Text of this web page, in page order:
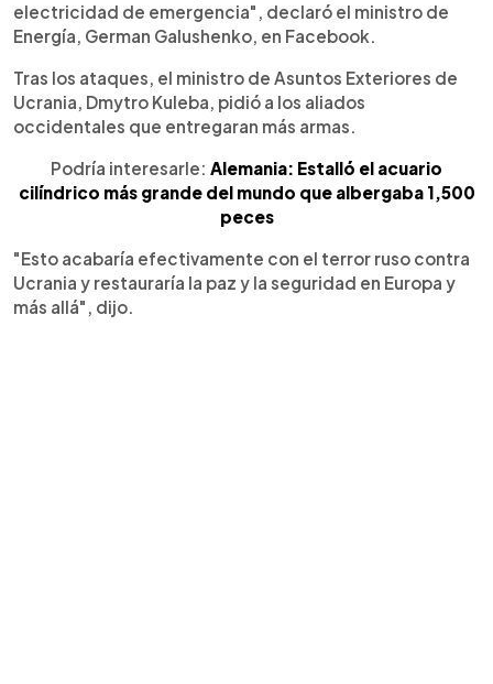
electricidad de emergencia", declaró el ministro de
Energía, German Galushenko, en Facebook.
Tras los ataques, el ministro de Asuntos Exteriores de
Ucrania, Dmytro Kuleba, pidió a los aliados
occidentales que entregaran más armas.
Podría interesarle: Alemania: Estalló el acuario
cilíndrico más grande del mundo que albergaba 1,500
peces
"Esto acabaría efectivamente con el terror ruso contra
Ucrania y restauraría la paz y la seguridad en Europa y
más allá", dijo.